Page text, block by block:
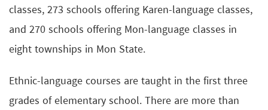
classes, 273 schools offering Karen-language classes,
and 270 schools offering Mon-language classes in
eight townships in Mon State.
Ethnic-language courses are taught in the first three
grades of elementary school. There are more than